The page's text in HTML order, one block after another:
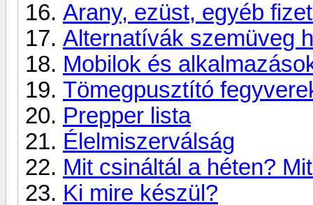
Arany, ezüst, egyéb
Alternatívák szemüveg
Mobilok és
Tömegpusztító
Prepper lista
Élelmiszerválság
Mit csináltál a héten?
Ki mire készül?